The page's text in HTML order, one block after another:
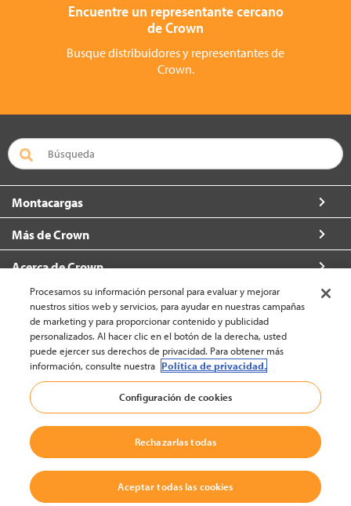
Encuentre un representante cercano
de Crown
Busque distribuidores y representantes de
Crown.
Montacargas
Más de Crown
Acerca de Crown
Contacto
América Latina - Español (cambiar)
Volver a la cima
© 2002-2026 Crown Equipment Corporation
Política legal|Política Sobre El Uso De Datos|
Política De Denuncia De Irregularidades Y Protección De Los Denunciantes
Procesamos su información personal para evaluar y mejorar
nuestros sitios web y servicios, para ayudar en nuestras campañas
de marketing y para proporcionar contenido y publicidad
personalizados. Al hacer clic en el botón de la derecha, usted
puede ejercer sus derechos de privacidad. Para obtener más
información, consulte nuestra Política de privacidad.
Configuración de cookies
Rechazarlas todas
Aceptar todas las cookies